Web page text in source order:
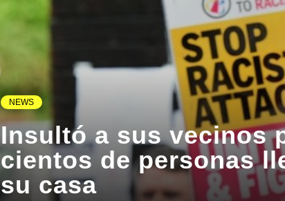
NEWS
Insultó a sus vecinos
cientos de personas
su casa